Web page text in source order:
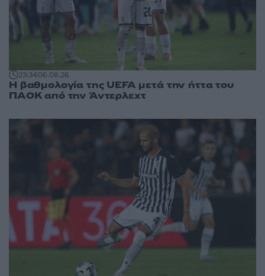
23:3406.08.26
Η βαθμολογία της UEFA μετά την ήττα του
ΠΑΟΚ από την Άντερλεχτ